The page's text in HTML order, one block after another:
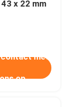
x 22 mm
contact met
ons op